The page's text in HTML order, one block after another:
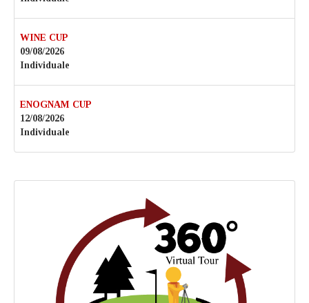
WINE CUP
09/08/2026
Individuale
ENOGNAM CUP
12/08/2026
Individuale